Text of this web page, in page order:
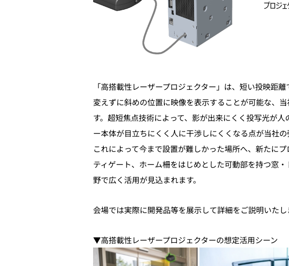
「高搭載性レーザープロジェクター」は、短い投映距
変えずに斜めの位置に映像を表示することが可能な、
す。超短焦点技術によって、影が出来にくく投写光が
ー本体が目立ちにくく人に干渉しにくくなる点が当社の
これによって今まで設置が難しかった場所へ、新たに
ティゲート、ホーム柵をはじめとした可動部を持つ窓
野で広く活用が見込まれます。
会場では実際に開発品等を展示して詳細をご説明いた
▼高搭載性レーザープロジェクターの想定活用シーン